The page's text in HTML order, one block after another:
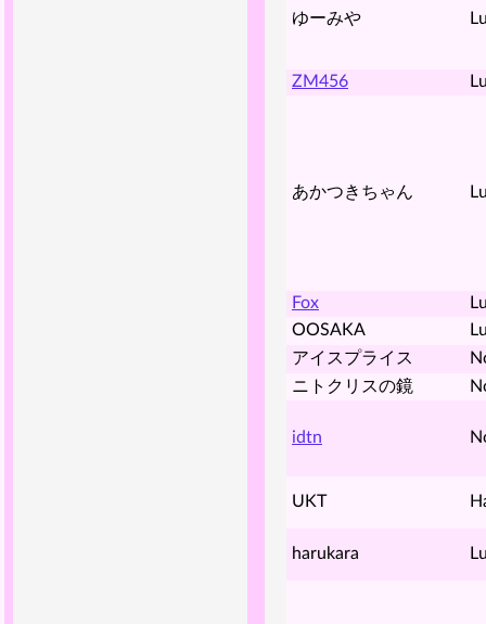
ゆーみや
ZM456
あかつきちゃん
Fox
OOSAKA
アイスプライス
ニトクリスの鏡
idtn
UKT
harukara